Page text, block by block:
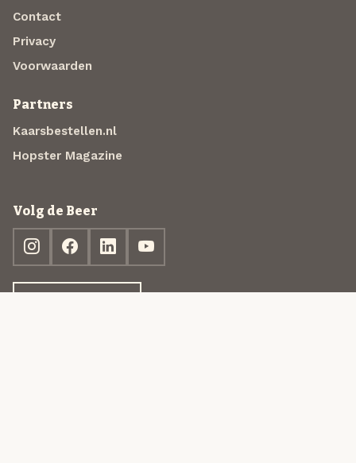
Contact
Privacy
Voorwaarden
Partners
Kaarsbestellen.nl
Hopster Magazine
Volg de Beer